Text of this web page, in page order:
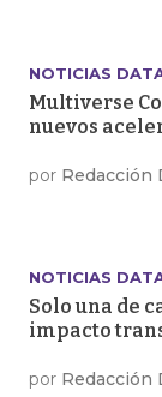
NOTICIAS
Multiverse
nuevos
por Redacción
NOTICIAS
Solo una de
impacto
por Redacción